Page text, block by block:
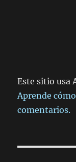
Este sitio usa
Aprende
comentarios.